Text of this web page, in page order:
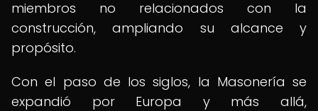
miembros no relacionados con la
construcción, ampliando su alcance y
propósito.
Con el paso de los siglos, la Masonería se
expandió por Europa y más allá,